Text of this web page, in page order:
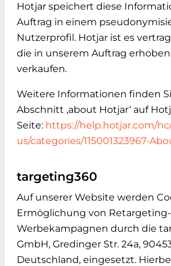
Hotjar speichert diese
Auftrag in einem
Nutzerprofil. Hotjar ist es
die in unserem Auftrag
verkaufen.
Weitere Informationen finden
Abschnitt ‚about Hotjar‘ auf
Seite: https://help.hotjar.com/
us/categories/115001323967-
targeting360
Auf unserer Website werden
Ermöglichung von Retargeting-
Werbekampagnen durch die
GmbH, Gredinger Str. 24a,
Deutschland, eingesetzt.